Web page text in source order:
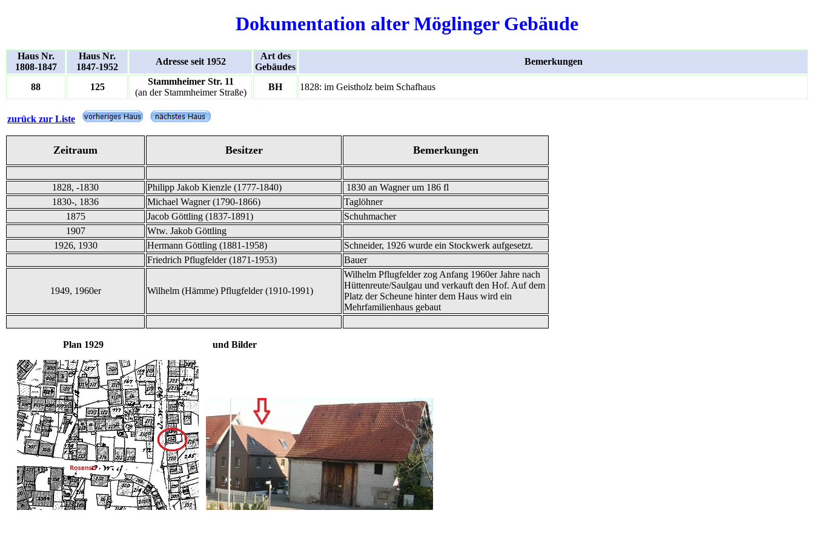
Dokumentation alter Möglinger Gebäude
Haus Nr.
1808-1847
Haus Nr.
1847-1952
Adresse seit 1952
Art des
Gebäudes
Bemerkungen
88 125
Stammheimer Str. 11
(an der Stammheimer Straße)
BH 1828: im Geistholz beim Schafhaus
zurück zur Liste
Zeitraum Besitzer Bemerkungen
1828, -1830 Philipp Jakob Kienzle (1777-1840)
1830 an Wagner um 186 fl
1830-, 1836
Michael Wagner (1790-1866)
Taglöhner
1875
Jacob Göttling (1837-1891)
Schuhmacher
1907
Wtw. Jakob Göttling
1926, 1930
Hermann Göttling (1881-1958)
Schneider, 1926 wurde ein Stockwerk aufgesetzt.
Friedrich Pflugfelder (1871-1953)
Bauer
1949, 1960er Wilhelm (Hämme) Pflugfelder (1910-1991)
Wilhelm Pflugfelder zog Anfang 1960er Jahre nach
Hüttenreute/Saulgau und verkauft den Hof. Auf dem
Platz der Scheune hinter dem Haus wird ein
Mehrfamilienhaus gebaut
Plan 1929 und Bilder